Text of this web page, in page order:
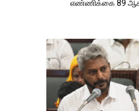
எண்ணிக்கை 89 ஆக